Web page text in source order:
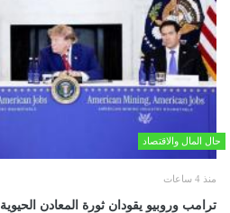
حال المال والاقتصاد
منذ 4 ساعات
ترامب وروبيو يقودان ثورة المعادن الحيوية